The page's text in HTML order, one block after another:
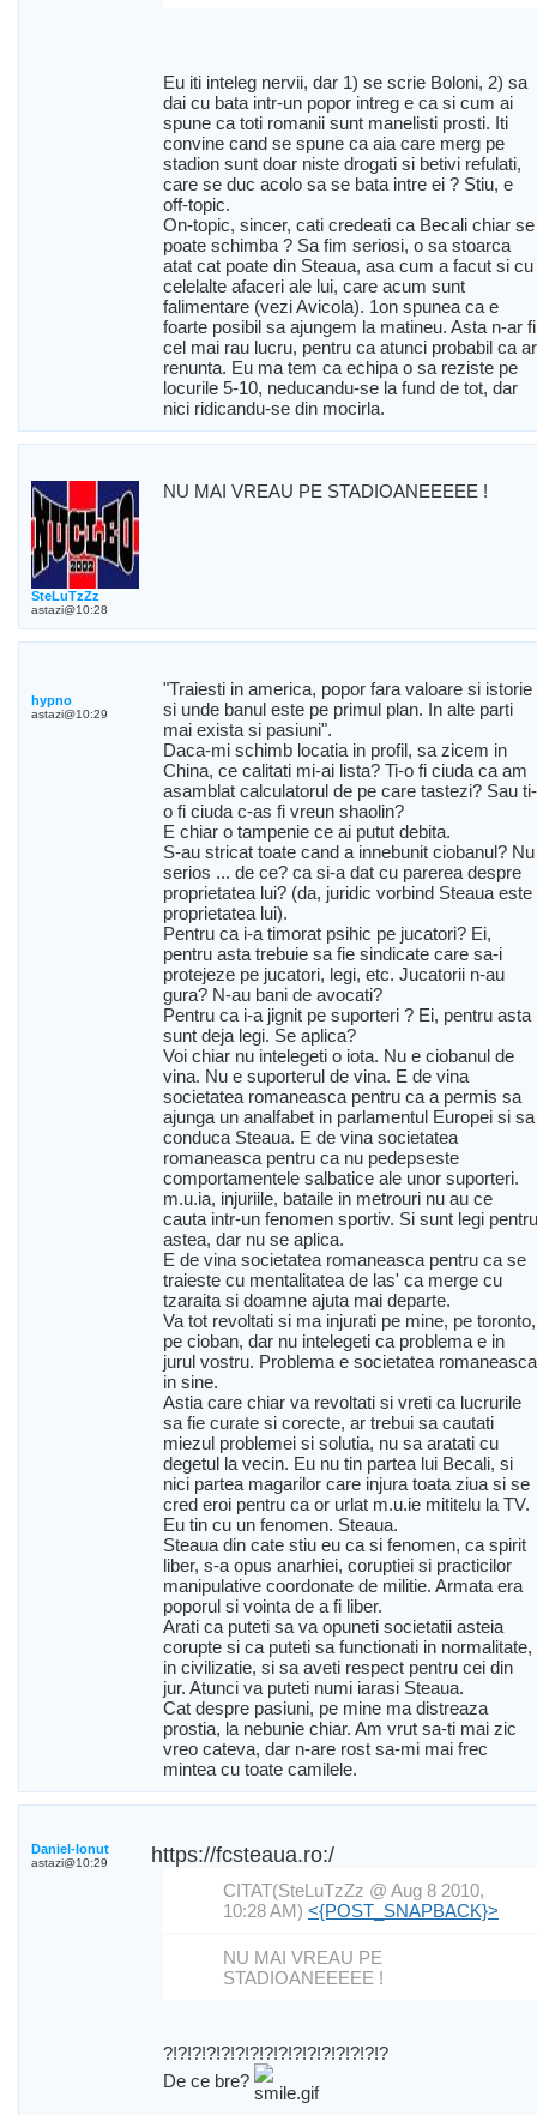
Eu iti inteleg nervii, dar 1) se scrie Boloni, 2) sa
dai cu bata intr-un popor intreg e ca si cum ai
spune ca toti romanii sunt manelisti prosti. Iti
convine cand se spune ca aia care merg pe
stadion sunt doar niste drogati si betivi refulati,
care se duc acolo sa se bata intre ei ? Stiu, e
off-topic.
On-topic, sincer, cati credeati ca Becali chiar se
poate schimba ? Sa fim seriosi, o sa stoarca
atat cat poate din Steaua, asa cum a facut si cu
celelalte afaceri ale lui, care acum sunt
falimentare (vezi Avicola). 1on spunea ca e
foarte posibil sa ajungem la matineu. Asta n-ar fi
cel mai rau lucru, pentru ca atunci probabil ca ar
renunta. Eu ma tem ca echipa o sa reziste pe
locurile 5-10, neducandu-se la fund de tot, dar
nici ridicandu-se din mocirla.
SteLuTzZz
astazi@10:28
NU MAI VREAU PE STADIOANEEEEE !
hypno
astazi@10:29
"Traiesti in america, popor fara valoare si istorie
si unde banul este pe primul plan. In alte parti
mai exista si pasiuni".
Daca-mi schimb locatia in profil, sa zicem in
China, ce calitati mi-ai lista? Ti-o fi ciuda ca am
asamblat calculatorul de pe care tastezi? Sau ti-
o fi ciuda c-as fi vreun shaolin?
E chiar o tampenie ce ai putut debita.
S-au stricat toate cand a innebunit ciobanul? Nu
serios ... de ce? ca si-a dat cu parerea despre
proprietatea lui? (da, juridic vorbind Steaua este
proprietatea lui).
Pentru ca i-a timorat psihic pe jucatori? Ei,
pentru asta trebuie sa fie sindicate care sa-i
protejeze pe jucatori, legi, etc. Jucatorii n-au
gura? N-au bani de avocati?
Pentru ca i-a jignit pe suporteri ? Ei, pentru asta
sunt deja legi. Se aplica?
Voi chiar nu intelegeti o iota. Nu e ciobanul de
vina. Nu e suporterul de vina. E de vina
societatea romaneasca pentru ca a permis sa
ajunga un analfabet in parlamentul Europei si sa
conduca Steaua. E de vina societatea
romaneasca pentru ca nu pedepseste
comportamentele salbatice ale unor suporteri.
m.u.ia, injuriile, bataile in metrouri nu au ce
cauta intr-un fenomen sportiv. Si sunt legi pentru
astea, dar nu se aplica.
E de vina societatea romaneasca pentru ca se
traieste cu mentalitatea de las' ca merge cu
tzaraita si doamne ajuta mai departe.
Va tot revoltati si ma injurati pe mine, pe toronto,
pe cioban, dar nu intelegeti ca problema e in
jurul vostru. Problema e societatea romaneasca
in sine.
Astia care chiar va revoltati si vreti ca lucrurile
sa fie curate si corecte, ar trebui sa cautati
miezul problemei si solutia, nu sa aratati cu
degetul la vecin. Eu nu tin partea lui Becali, si
nici partea magarilor care injura toata ziua si se
cred eroi pentru ca or urlat m.u.ie mititelu la TV.
Eu tin cu un fenomen. Steaua.
Steaua din cate stiu eu ca si fenomen, ca spirit
liber, s-a opus anarhiei, coruptiei si practicilor
manipulative coordonate de militie. Armata era
poporul si vointa de a fi liber.
Arati ca puteti sa va opuneti societatii asteia
corupte si ca puteti sa functionati in normalitate,
in civilizatie, si sa aveti respect pentru cei din
jur. Atunci va puteti numi iarasi Steaua.
Cat despre pasiuni, pe mine ma distreaza
prostia, la nebunie chiar. Am vrut sa-ti mai zic
vreo cateva, dar n-are rost sa-mi mai frec
mintea cu toate camilele.
Daniel-Ionut
astazi@10:29 https://fcsteaua.ro:/
CITAT(SteLuTzZz @ Aug 8 2010,
10:28 AM) <{POST_SNAPBACK}>
NU MAI VREAU PE
STADIOANEEEEE !
?!?!?!?!?!?!?!?!?!?!?!?!?!?!?!?
De ce bre?